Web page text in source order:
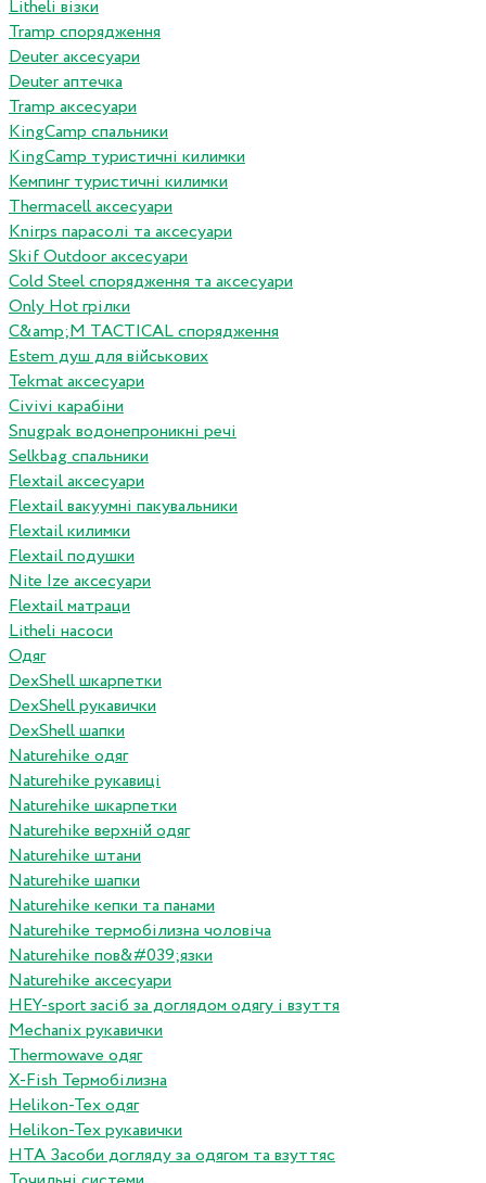
Litheli візки
Tramp спорядження
Deuter аксесуари
Deuter аптечка
Tramp аксесуари
KingCamp спальники
KingCamp туристичні килимки
Кемпинг туристичні килимки
Thermacell аксесуари
Knirps парасолі та аксесуари
Skif Outdoor аксесуари
Cold Steel спорядження та аксесуари
Only Hot грілки
C&amp;M TACTICAL спорядження
Estem душ для військових
Tekmat аксесуари
Сivivi карабіни
Snugpak водонепроникні речі
Selkbag спальники
Flextail аксесуари
Flextail вакуумні пакувальники
Flextail килимки
Flextail подушки
Nite Ize аксесуари
Flextail матраци
Litheli насоси
Одяг
DexShell шкарпетки
DexShell рукавички
DexShell шапки
Naturehike одяг
Naturehike рукавиці
Naturehike шкарпетки
Naturehike верхній одяг
Naturehike штани
Naturehike шапки
Naturehike кепки та панами
Naturehike термобілизна чоловіча
Naturehike пов&#039;язки
Naturehike аксесуари
HEY-sport засіб за доглядом одягу і взуття
Mechanix рукавички
Thermowave одяг
X-Fish Термобілизна
Helikon-Tex одяг
Helikon-Tex рукавички
HTA Засоби догляду за одягом та взуттяс